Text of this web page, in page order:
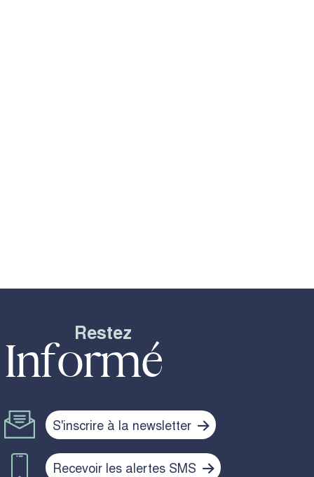
Restez
Informé
S'inscrire à la newsletter
Recevoir les alertes SMS